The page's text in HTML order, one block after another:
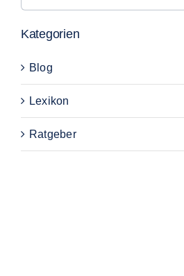
nach:
Kategorien
Blog
Lexikon
Ratgeber